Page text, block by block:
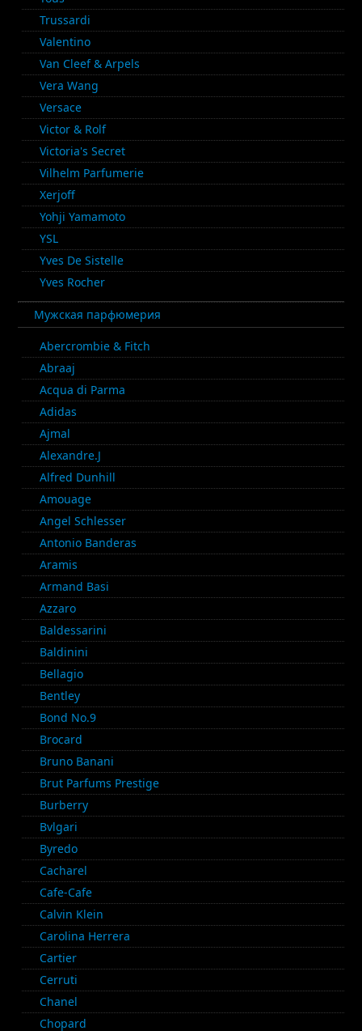
Trussardi
Valentino
Van Cleef & Arpels
Vera Wang
Versace
Victor & Rolf
Victoria's Secret
Vilhelm Parfumerie
Xerjoff
Yohji Yamamoto
YSL
Yves De Sistelle
Yves Rocher
Мужская парфюмерия
Abercrombie & Fitch
Abraaj
Acqua di Parma
Adidas
Ajmal
Alexandre.J
Alfred Dunhill
Amouage
Angel Schlesser
Antonio Banderas
Aramis
Armand Basi
Azzaro
Baldessarini
Baldinini
Bellagio
Bentley
Bond No.9
Brocard
Bruno Banani
Brut Parfums Prestige
Burberry
Bvlgari
Byredo
Cacharel
Cafe-Cafe
Calvin Klein
Carolina Herrera
Cartier
Cerruti
Chanel
Chopard